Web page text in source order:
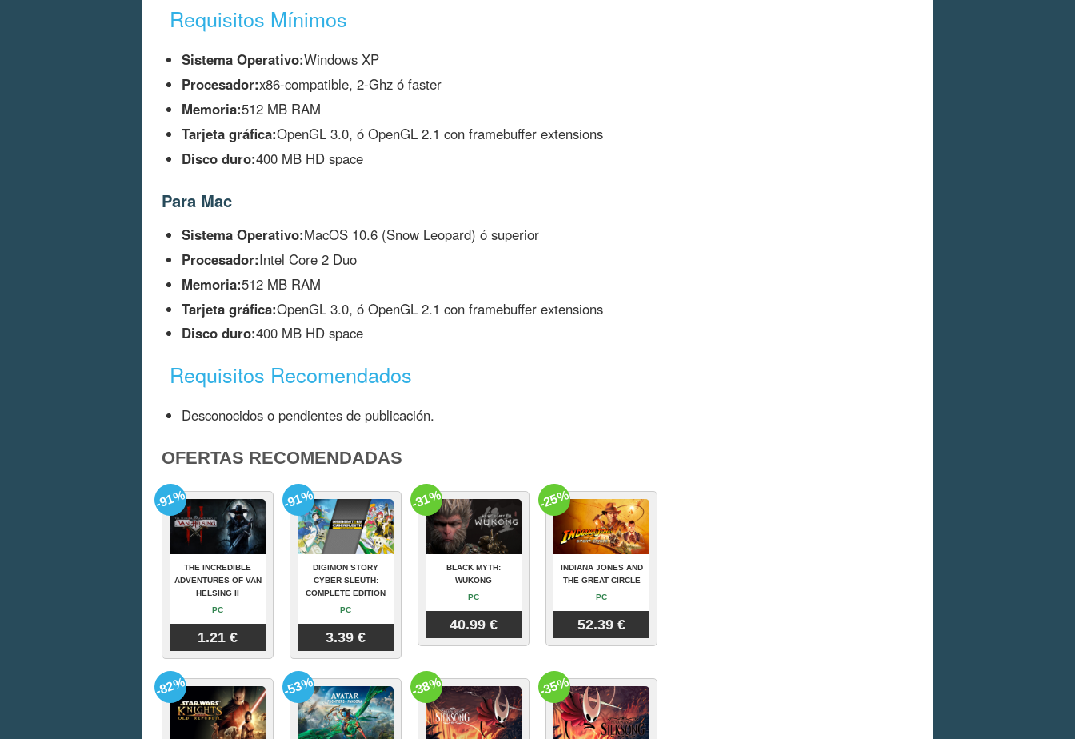
Requisitos Mínimos
Sistema Operativo:Windows XP
Procesador:x86-compatible, 2-Ghz ó faster
Memoria:512 MB RAM
Tarjeta gráfica:OpenGL 3.0, ó OpenGL 2.1 con framebuffer extensions
Disco duro:400 MB HD space
Para Mac
Sistema Operativo:MacOS 10.6 (Snow Leopard) ó superior
Procesador:Intel Core 2 Duo
Memoria:512 MB RAM
Tarjeta gráfica:OpenGL 3.0, ó OpenGL 2.1 con framebuffer extensions
Disco duro:400 MB HD space
Requisitos Recomendados
Desconocidos o pendientes de publicación.
OFERTAS RECOMENDADAS
THE INCREDIBLE
ADVENTURES OF VAN
HELSING II
PC
1.21 €
-91%
DIGIMON STORY
CYBER SLEUTH:
COMPLETE EDITION
PC
3.39 €
-91%
BLACK MYTH:
WUKONG
PC
40.99 €
-31%
INDIANA JONES AND
THE GREAT CIRCLE
PC
52.39 €
-25%
-82% -53% -38% -35%